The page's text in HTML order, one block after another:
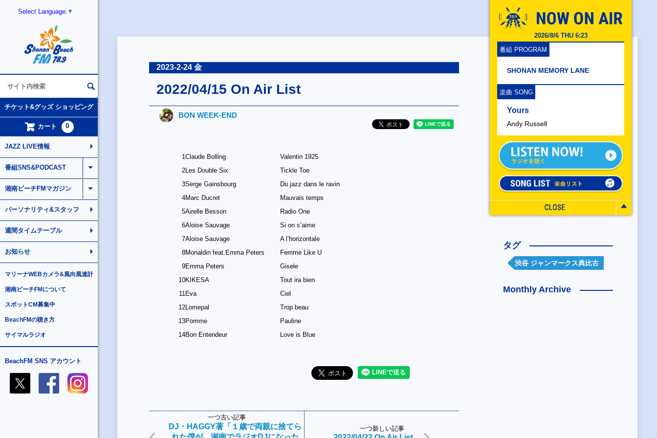
Select Language ▼
2026/8/6 THU 6:23
番組 PROGRAM
SHONAN MEMORY LANE
楽曲 SONG
Yours
Andy Russell
チケット&グッズ ショッピング
カート 0
JAZZ LIVE情報
番組SNS&PODCAST
湘南ビーチFMマガジン
パーソナリティ&スタッフ
週間タイムテーブル
お知らせ
マリーナWEBカメラ&風向風速計
湘南ビーチFMについて
スポットCM募集中
BeachFMの聴き方
サイマルラジオ
BeachFM SNS アカウント
2023-2-24 金
2022/04/15 On Air List
BON WEEK‐END
1Claude Bolling
Valentin 1925
2Les Double Six
Tickle Toe
3Serge Gainsbourg
Du jazz dans le ravin
4Marc Ducret
Mauvais temps
5Airelle Besson
Radio One
6Aloise Sauvage
Si on s’aime
7Aloise Sauvage
A l’horizontale
8Monaldin feat.Emma Peters
Femme Like U
9Emma Peters
Gisele
10KIKESA
Tout ira bien
11Eva
Ciel
12Lomepal
Trop beau
13Pomme
Pauline
14Bon Entendeur Love is Blue
一つ古い記事
DJ・HAGGY著「１歳で両親に捨てら
一つ新しい記事
タグ
渋谷 ジャンマークス典比古
Monthly Archive